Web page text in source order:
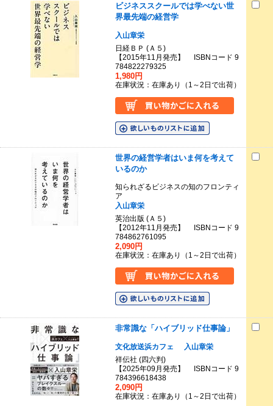
ビジネススクールでは学べない世
界最先端の経営学
入山章栄
日経ＢＰ (Ａ５)
【2015年11月発売】 ISBNコード 9
784822279325
1,980円
在庫状況：在庫あり（1～2日で出荷）
世界の経営学者はいま何を考えて
いるのか
知られざるビジネスの知のフロンティ
ア
入山章栄
英治出版 (Ａ５)
【2012年11月発売】 ISBNコード 9
784862761095
2,090円
在庫状況：在庫あり（1～2日で出荷）
非常識な「ハイブリッド仕事論」
文化放送浜カフェ
入山章栄
祥伝社 (四六判)
【2025年09月発売】 ISBNコード 9
784396618438
2,090円
在庫状況：在庫あり（1～2日で出荷）